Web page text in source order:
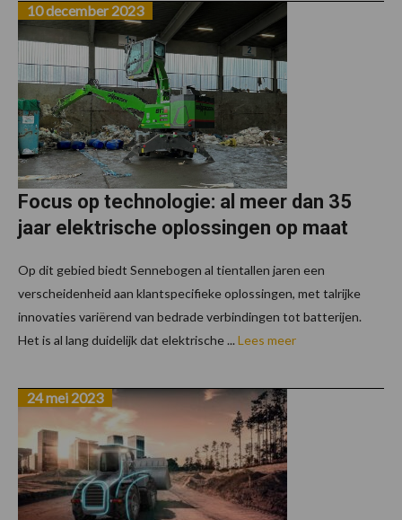
Focus op technologie: al meer dan 35
jaar elektrische oplossingen op maat
10 december 2023
Op dit gebied biedt Sennebogen al tientallen jaren een
verscheidenheid aan klantspecifieke oplossingen, met talrijke
innovaties variërend van bedrade verbindingen tot batterijen.
Het is al lang duidelijk dat elektrische ... Lees meer
24 mei 2023